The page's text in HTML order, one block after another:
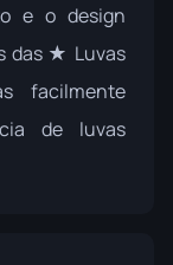
e o design
das ★ Luvas
facilmente
de luvas